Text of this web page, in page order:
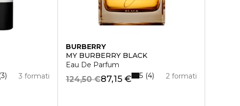
3 formati
3
BURBERRY
MY BURBERRY BLACK
Eau De Parfum
87,15 €
124,50 € 2 formati
5 4